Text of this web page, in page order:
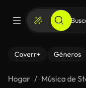
Coverr+ Géneros
Hogar Música de